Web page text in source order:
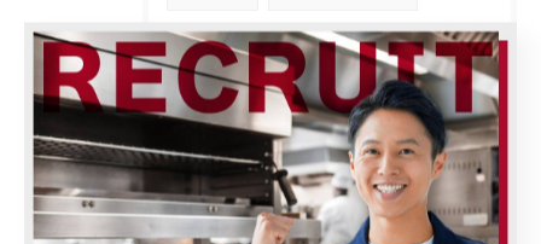
店舗用品 オーダーメード 自動販売機
営業 水道工事 業務用冷蔵庫 厨房
富士見市 設備工事 スキルアップ
働きやすい プライベートが充実